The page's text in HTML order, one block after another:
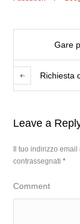
Gare
Richiesta
Leave a
Il tuo indirizzo
contrassegnati*
Comment